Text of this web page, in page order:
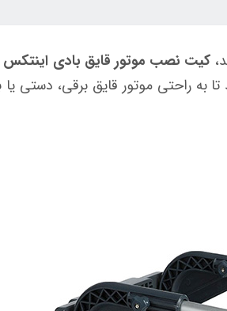
کیت نصب موتور قایق بادی اینتکس کد
به راحتی موتور قایق برقی، دستی یا